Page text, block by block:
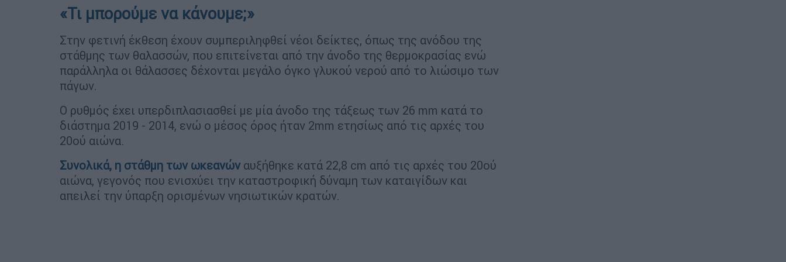
«Τι μπορούμε να κάνουμε;»
Στην φετινή έκθεση έχουν συμπεριληφθεί νέοι δείκτες, όπως της ανόδου της
στάθμης των θαλασσών, που επιτείνεται από την άνοδο της θερμοκρασίας ενώ
παράλληλα οι θάλασσες δέχονται μεγάλο όγκο γλυκού νερού από το λιώσιμο των
πάγων.
Ο ρυθμός έχει υπερδιπλασιασθεί με μία άνοδο της τάξεως των 26 mm κατά το
διάστημα 2019 - 2014, ενώ ο μέσος όρος ήταν 2mm ετησίως από τις αρχές του
20ού αιώνα.
Συνολικά, η στάθμη των ωκεανών αυξήθηκε κατά 22,8 cm από τις αρχές του 20ού
αιώνα, γεγονός που ενισχύει την καταστροφική δύναμη των καταιγίδων και
απειλεί την ύπαρξη ορισμένων νησιωτικών κρατών.